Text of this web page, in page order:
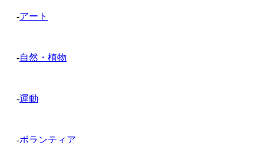
-アート
-自然・植物
-運動
-ボランティア